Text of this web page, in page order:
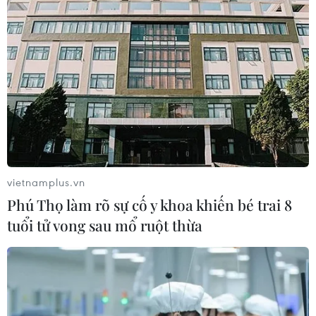
vietnamplus.vn
Phú Thọ làm rõ sự cố y khoa khiến bé trai 8
tuổi tử vong sau mổ ruột thừa